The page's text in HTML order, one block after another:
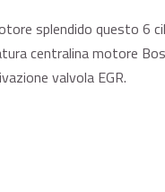
splendido questo 6
centralina motore
valvola EGR.